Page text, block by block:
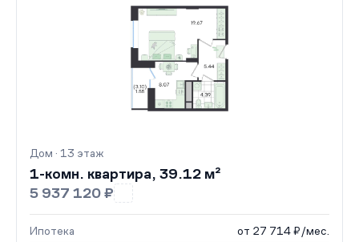
Дом · 13 этаж
1-комн. квартира, 39.12 м²
5 937 120 ₽
Ипотека
от 27 714 ₽/мес.